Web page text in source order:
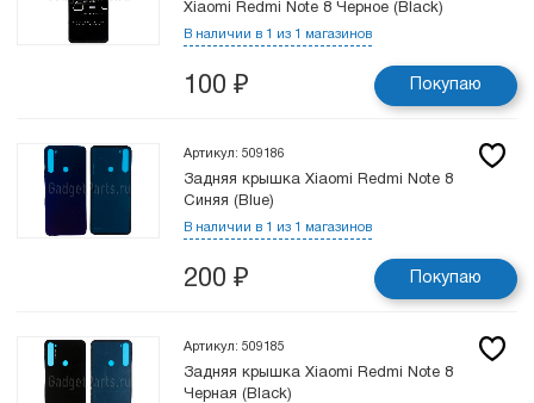
Xiaomi Redmi Note 8 Черное (Black)
В наличии в 1 из 1 магазинов
100 ₽ Покупаю
Артикул: 509186
Задняя крышка Xiaomi Redmi Note 8
Синяя (Blue)
В наличии в 1 из 1 магазинов
200 ₽ Покупаю
Артикул: 509185
Задняя крышка Xiaomi Redmi Note 8
Черная (Black)